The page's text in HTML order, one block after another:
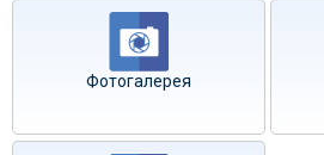
Фотогалерея